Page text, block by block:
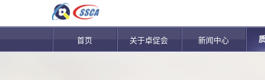
首页 关于卓促会 新闻中心